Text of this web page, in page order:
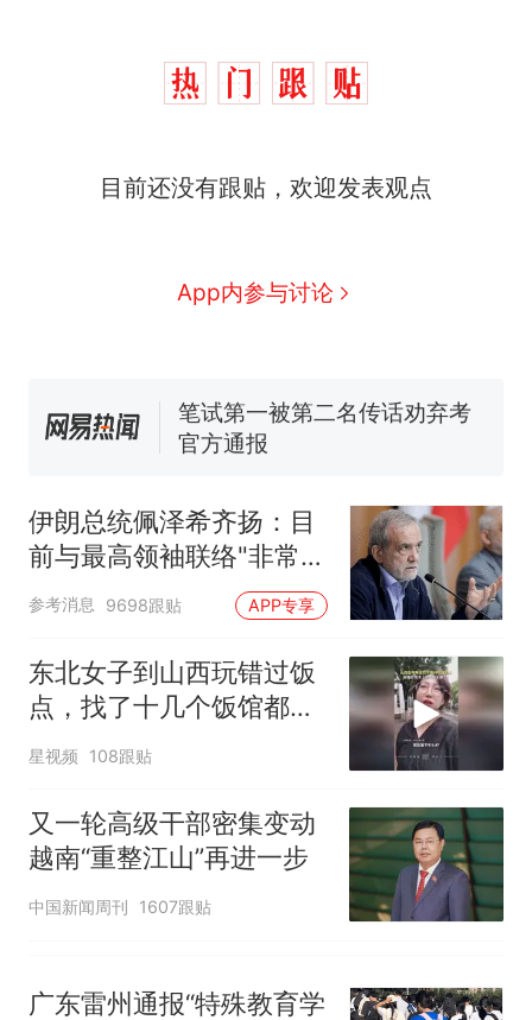
目前还没有跟贴，欢迎发表观点
App内参与讨论
号，仅凭视频评出？中国烹饪
了140多朵
制裁瓜子饺子，美国怕什么？
来源：参考消息）
笔试第一被第二名传话劝弃考
官方通报
间创作“悬浮字” 网友：真·裸眼
3D！
热
费大厨“全国小炒肉大王”称
号，仅凭视频评出？中国烹饪
协会回应
伊朗总统佩泽希齐扬：目
前与最高领袖联络"非常困
难"
参考消息 9698跟贴 APP专享
东北女子到山西玩错过饭
点，找了十几个饭馆都没
开门：午休到几点
星视频 108跟贴
又一轮高级干部密集变动
越南“重整江山”再进一步
中国新闻周刊 1607跟贴
广东雷州通报“特殊教育学